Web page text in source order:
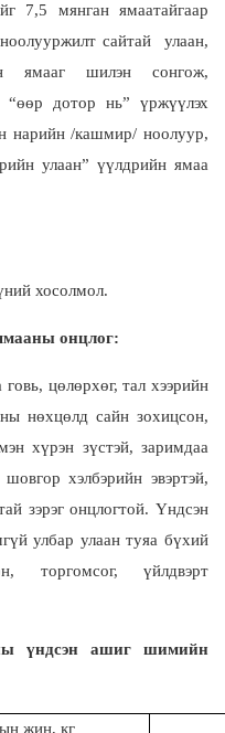
7,5 мянган ямаатайгаар
сайтай улаан,
ямааг шилэн сонгож,
дотор нь” үржүүлэх
нарийн /кашмир/ ноолуур,
улаан” үүлдрийн ямаа
хосолмол.
онцлог:
цөлөрхөг, тал хээрийн
нөхцөлд сайн зохицсон,
хүрэн зүстэй, заримдаа
хэлбэрийн эвэртэй,
зэрэг онцлогтой. Үндсэн
улбар улаан туяа бүхий
торгомсог, үйлдвэрт
үндсэн ашиг шимийн
жин, кг